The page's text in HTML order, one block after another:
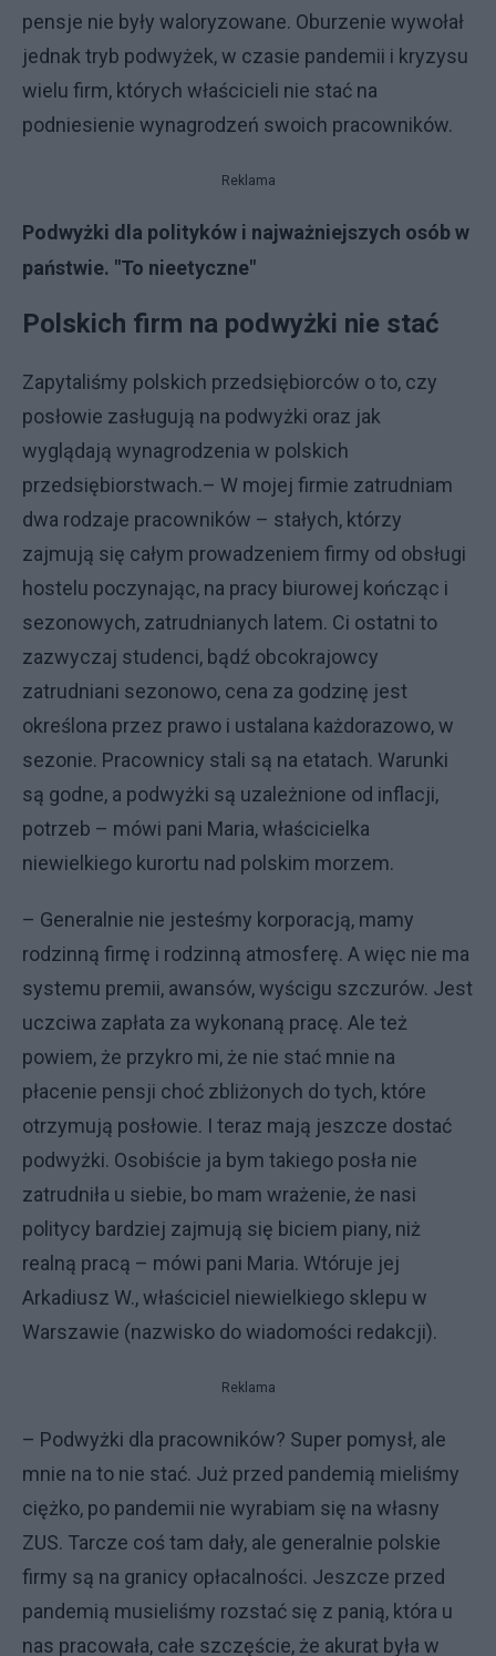
pensje nie były waloryzowane. Oburzenie wywołał
jednak tryb podwyżek, w czasie pandemii i kryzysu
wielu firm, których właścicieli nie stać na
podniesienie wynagrodzeń swoich pracowników.
Reklama
Podwyżki dla polityków i najważniejszych osób w
państwie. "To nieetyczne"
Polskich firm na podwyżki nie stać
Zapytaliśmy polskich przedsiębiorców o to, czy
posłowie zasługują na podwyżki oraz jak
wyglądają wynagrodzenia w polskich
przedsiębiorstwach.– W mojej firmie zatrudniam
dwa rodzaje pracowników – stałych, którzy
zajmują się całym prowadzeniem firmy od obsługi
hostelu poczynając, na pracy biurowej kończąc i
sezonowych, zatrudnianych latem. Ci ostatni to
zazwyczaj studenci, bądź obcokrajowcy
zatrudniani sezonowo, cena za godzinę jest
określona przez prawo i ustalana każdorazowo, w
sezonie. Pracownicy stali są na etatach. Warunki
są godne, a podwyżki są uzależnione od inflacji,
potrzeb – mówi pani Maria, właścicielka
niewielkiego kurortu nad polskim morzem.
– Generalnie nie jesteśmy korporacją, mamy
rodzinną firmę i rodzinną atmosferę. A więc nie ma
systemu premii, awansów, wyścigu szczurów. Jest
uczciwa zapłata za wykonaną pracę. Ale też
powiem, że przykro mi, że nie stać mnie na
płacenie pensji choć zbliżonych do tych, które
otrzymują posłowie. I teraz mają jeszcze dostać
podwyżki. Osobiście ja bym takiego posła nie
zatrudniła u siebie, bo mam wrażenie, że nasi
politycy bardziej zajmują się biciem piany, niż
realną pracą – mówi pani Maria. Wtóruje jej
Arkadiusz W., właściciel niewielkiego sklepu w
Warszawie (nazwisko do wiadomości redakcji).
Reklama
– Podwyżki dla pracowników? Super pomysł, ale
mnie na to nie stać. Już przed pandemią mieliśmy
ciężko, po pandemii nie wyrabiam się na własny
ZUS. Tarcze coś tam dały, ale generalnie polskie
firmy są na granicy opłacalności. Jeszcze przed
pandemią musieliśmy rozstać się z panią, która u
nas pracowała, całe szczęście, że akurat była w